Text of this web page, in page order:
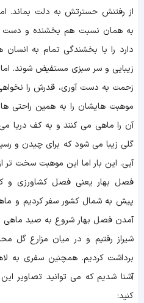
از رفتنش حسترتش به دلت بماند.
به همان نسبت هم بخشنده و دست و
دارد را با بخشندگی تمام به
زیبایی و سر سبزی مستفیض شوند.
زحمت به دست آوری، قدرش را
موهبت هایشان را به همین راحتی
آن را ماهی می کنند و به کف دریا
گلی زیبا می شود که برای چیدن و
آیی. این بار اما این موهبت سخت
فصل بهار یعنی فصل کشاورزی
پیش به شمال کشور سفر کردیم و
آمدن فصل بهار شروع به صید ماهی
شیراز رفتیم و در میان مزارع گل
برداشت کردیم. همچنین سفری به
آشنا شدیم که می توانید تصاویر
کنید: